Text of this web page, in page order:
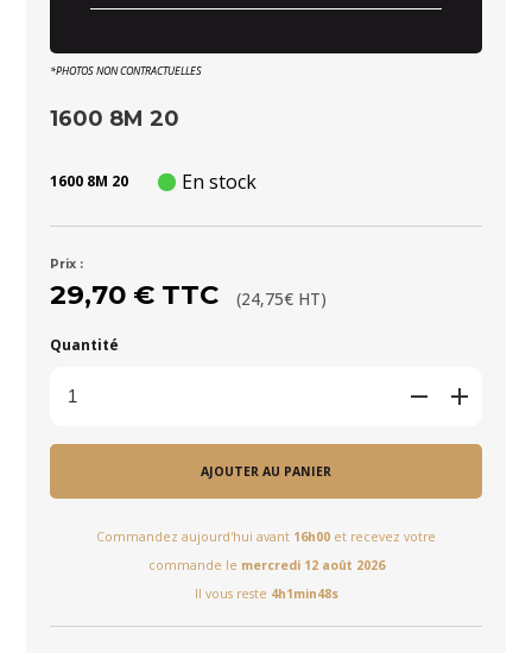
*PHOTOS NON CONTRACTUELLES
1600 8M 20
1600 8M 20 En stock
Prix :
29,70 € TTC (24,75€ HT)
Quantité
AJOUTER AU PANIER
Commandez aujourd'hui avant 16h00 et recevez votre
commande le mercredi 12 août 2026
Il vous reste 4h1min47s